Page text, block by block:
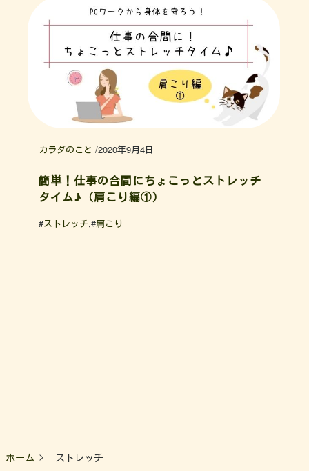
カラダのこと /2020年9月4日
簡単！仕事の合間にちょこっとストレッチ
タイム♪（肩こり編①）
#ストレッチ,#肩こり
ホーム ストレッチ